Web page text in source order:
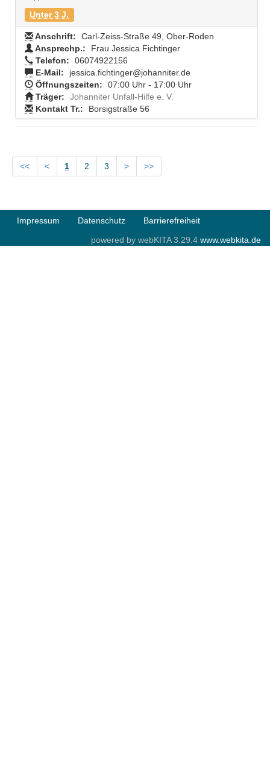
Unter 3 J.
Anschrift:
Carl-Zeiss-Straße 49, Ober-Roden
Ansprechp.:
Frau Jessica Fichtinger
Telefon:
06074922156
E-Mail:
jessica.fichtinger@johanniter.de
Öffnungszeiten:
07:00 Uhr - 17:00 Uhr
Träger:
Johanniter Unfall-Hilfe e. V.
Kontakt Tr.:
Borsigstraße 56
<< < 1 2 3 > >>
Impressum Datenschutz
Barrierefreiheit
powered by webKITA 3.29.4 www.webkita.de